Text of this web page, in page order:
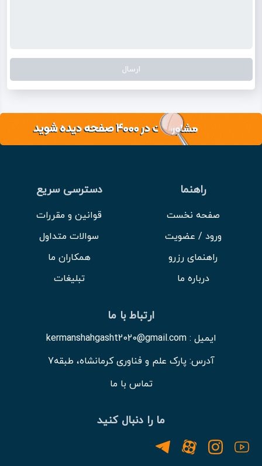
راهنما
صفحه نخست
ورود / عضویت
راهنمای رزرو
درباره ما
دسترسی سریع
قوانین و مقررات
سوالات متداول
همکاران ما
تبلیغات
ارتباط با ما
ایمیل : kermanshahgasht2020@gmail.com
آدرس: پارک علم و فناوری کرمانشاه، طبقه7
تماس با ما
ما را دنبال کنید